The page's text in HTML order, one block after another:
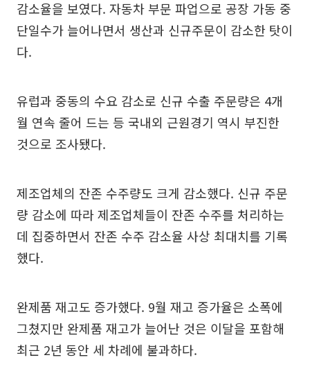
감소율을 보였다. 자동차 부문 파업으로 공장 가동 중
단일수가 늘어나면서 생산과 신규주문이 감소한 탓이
다.
유럽과 중동의 수요 감소로 신규 수출 주문량은 4개
월 연속 줄어 드는 등 국내외 근원경기 역시 부진한
것으로 조사됐다.
제조업체의 잔존 수주량도 크게 감소했다. 신규 주문
량 감소에 따라 제조업체들이 잔존 수주를 처리하는
데 집중하면서 잔존 수주 감소율 사상 최대치를 기록
했다.
완제품 재고도 증가했다. 9월 재고 증가율은 소폭에
그쳤지만 완제품 재고가 늘어난 것은 이달을 포함해
최근 2년 동안 세 차례에 불과하다.